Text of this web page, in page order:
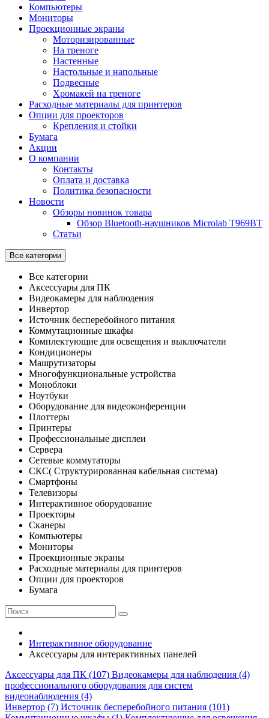
Компьютеры
Мониторы
Проекционные экраны
Моторизированные
На треноге
Настенные
Настольные и напольные
Подвесные
Хромакей на треноге
Расходные материалы для принтеров
Опции для проекторов
Крепления и стойки
Бумага
Акции
О компании
Контакты
Оплата и доставка
Политика безопасности
Новости
Обзоры новинок товара
Обзор Bluetooth-наушников Microlab T969BT
Статьи
Все категории
Все категории
Аксессуары для ПК
Видеокамеры для наблюдения
Инвертор
Источник бесперебойного питания
Коммутационные шкафы
Комплектующие для освещения и выключатели
Кондиционеры
Машрутизаторы
Многофункциональные устройства
Моноблоки
Ноутбуки
Оборудование для видеоконференции
Плоттеры
Принтеры
Профессиональные дисплеи
Сервера
Сетевые коммутаторы
СКС( Структурированная кабельная система)
Смартфоны
Телевизоры
Интерактивное оборудование
Проекторы
Сканеры
Компьютеры
Мониторы
Проекционные экраны
Расходные материалы для принтеров
Опции для проекторов
Бумага
Интерактивное оборудование
Аксессуары для интерактивных панелей
Аксессуары для ПК (107) Видеокамеры для наблюдения (4)
профессионального оборудования для систем
видеонаблюдения (4)
Инвертор (7) Источник бесперебойного питания (101)